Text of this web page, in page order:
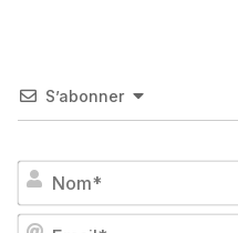
S’abonner